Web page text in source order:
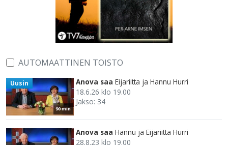
AUTOMAATTINEN TOISTO
90 min
Uusin Anova saa Eijariitta ja Hannu Hurri
18.6.26 klo 19.00
Jakso: 34
Anova saa Hannu ja Eijariitta Hurri
28.8.23 klo 19.00